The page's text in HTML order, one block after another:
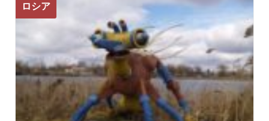
ロシア